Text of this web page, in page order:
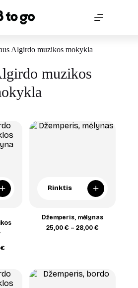
Algirdo muzikos mokykla
muzikos
+
€
through
28,00 €
Rinktis +
Džemperis, mėlynas
25,00 € – 28,00 €Price